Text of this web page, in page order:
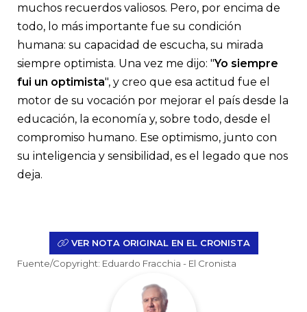
muchos recuerdos valiosos. Pero, por encima de
todo, lo más importante fue su condición
humana: su capacidad de escucha, su mirada
siempre optimista. Una vez me dijo: "Yo siempre
fui un optimista", y creo que esa actitud fue el
motor de su vocación por mejorar el país desde la
educación, la economía y, sobre todo, desde el
compromiso humano. Ese optimismo, junto con
su inteligencia y sensibilidad, es el legado que nos
deja.
VER NOTA ORIGINAL EN EL CRONISTA
Fuente/Copyright: Eduardo Fracchia - El Cronista